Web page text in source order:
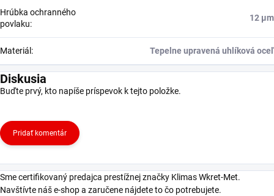
Hrúbka ochranného
povlaku:
12 μm
Materiál : Tepelne upravená uhlíková oceľ
Diskusia
Buďte prvý, kto napíše príspevok k tejto položke.
Pridať komentár
Sme certifikovaný predajca prestížnej značky Klimas Wkret-Met.
Navštívte náš e-shop a zaručene nájdete to čo potrebujete.